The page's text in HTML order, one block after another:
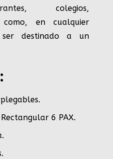
colegios,
como, en cualquier
ser destinado a un
6 PAX.
.
.